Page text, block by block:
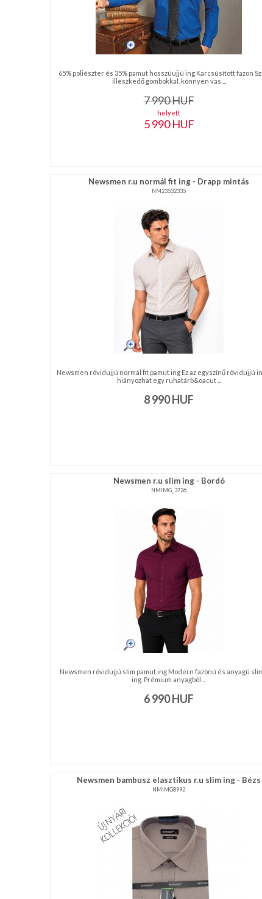
65% poliészter és 35% pamut hosszúujjú ing Karcsúsított fazon
illeszkedő gombokkal. könnyen vas ...
7 990HUF
helyett
5 990HUF
Newsmen r.u normál fit ing - Drapp mintás
NM23532335
Newsmen rövidujjú normál fit pamut ing Ez az egyszínű rövidujjú
hiányozhat egy ruhatárb&oacut ...
8 990HUF
Newsmen r.u slim ing - Bordó
NMIMG_3726
Newsmen rövidujjú slim pamut ing Modern fazonú és anyagú
ing. Prémium anyagból ...
6 990HUF
Newsmen bambusz elasztikus r.u slim ing - Bézs
NMIMG8992